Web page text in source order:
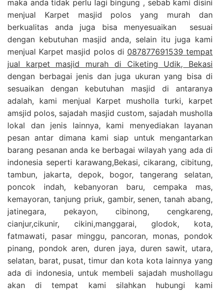
maka anda tidak perlu lagi bingung , sebab kami disini
menjual Karpet masjid polos yang murah dan
berkualitas anda juga bisa menyesuaikan sesuai
dengan kebutuhan masjid anda, selain itu juga kami
menjual Karpet masjid polos di 087877691539 tempat
jual karpet masjid murah di Ciketing Udik, Bekasi
dengan berbagai jenis dan juga ukuran yang bisa di
sesuaikan dengan kebutuhan masjid di antaranya
adalah, kami menjual Karpet musholla turki, karpet
amsjid polos, sajadah masjid custom, sajadah musholla
lokal dan jenis lainnya, kami menyediakan layanan
pesan antar dimana kami siap untuk mengantarkan
barang pesanan anda ke berbagai wilayah yang ada di
indonesia seperti karawang,Bekasi, cikarang, cibitung,
tambun, jakarta, depok, bogor, tangerang selatan,
poncok indah, kebanyoran baru, cempaka mas,
kemayoran, tanjung priuk, gambir, senen, tanah abang,
jatinegara, pekayon, cibinong, cengkareng,
cianjur,cikunir, cikini,manggarai, glodok, kota,
fatmawati, pasar minggu, pancoran, monas, pondok
pinang, pondok aren, duren jaya, duren sawit, utara,
selatan, barat, pusat, timur dan kota kota lainnya yang
ada di indonesia, untuk membeli sajadah mushollagu
akan di tempat kami silahkan hubungi kami